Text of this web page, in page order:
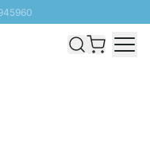
dès 100€